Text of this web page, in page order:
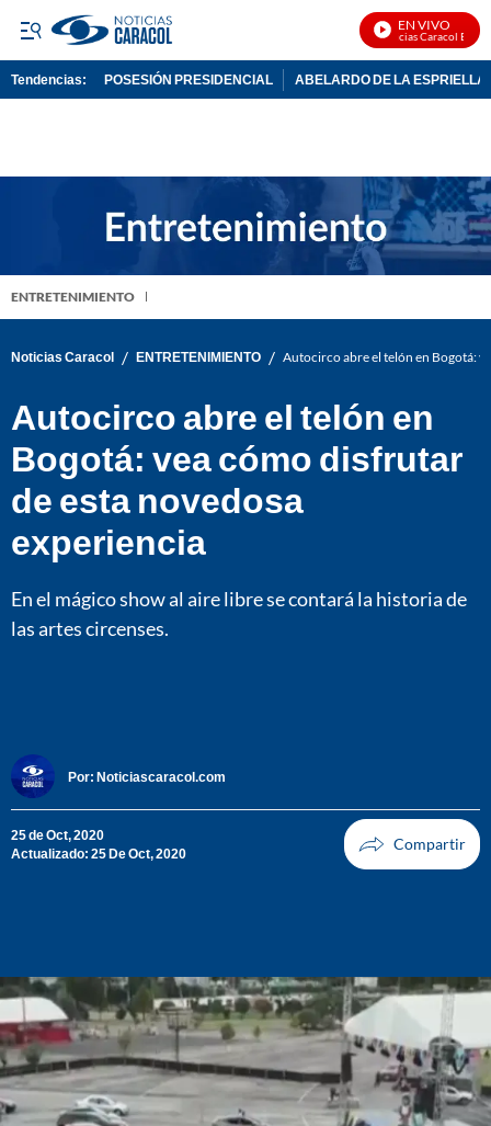
EN VIVO
Noticias Caracol En
Tendencias: POSESIÓN PRESIDENCIAL ABELARDO DE LA ESPRIELLA
ENTRETENIMIENTO
Noticias Caracol / ENTRETENIMIENTO / Autocirco abre el telón en Bogotá:
Autocirco abre el telón en
Bogotá: vea cómo disfrutar
de esta novedosa
experiencia
En el mágico show al aire libre se contará la historia de
las artes circenses.
Por: Noticiascaracol.com
25 de Oct, 2020
Actualizado: 25 De Oct, 2020